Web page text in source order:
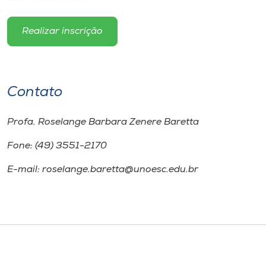
Realizar inscrição
Contato
Profa. Roselange Barbara Zenere Baretta
Fone: (49) 3551-2170
E-mail: roselange.baretta@unoesc.edu.br